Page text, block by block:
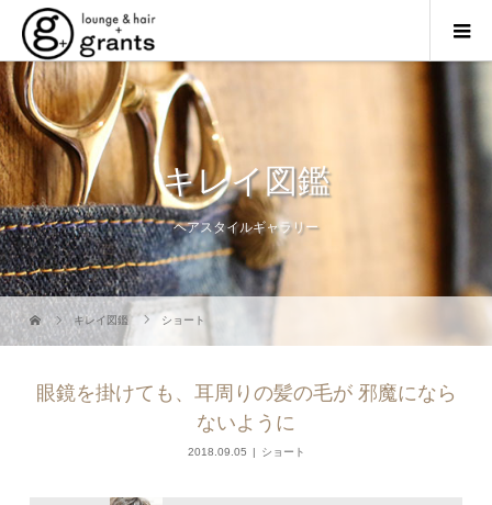
キレイ図鑑
ヘアスタイルギャラリー
キレイ図鑑 ショート
眼鏡を掛けても、耳周りの髪の毛が 邪魔になら
ないように
2018.09.05 ショート